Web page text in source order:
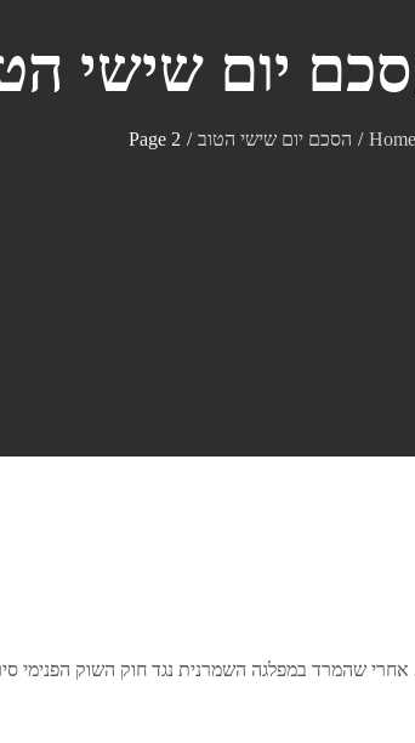
יום שישי
Home הסכם יום שישי הטוב Page 2
שהמרד במפלגה השמרנית נגד חוק השוק הפנימי